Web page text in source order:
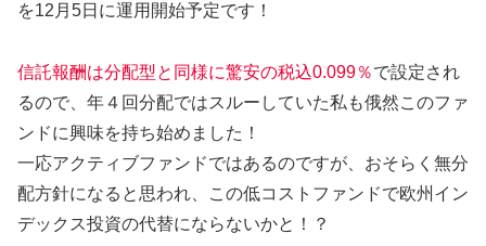
を12月5日に運用開始予定です！
信託報酬は分配型と同様に驚安の税込0.099％で設定され
るので、年４回分配ではスルーしていた私も俄然このファ
ンドに興味を持ち始めました！
一応アクティブファンドではあるのですが、おそらく無分
配方針になると思われ、この低コストファンドで欧州イン
デックス投資の代替にならないかと！？